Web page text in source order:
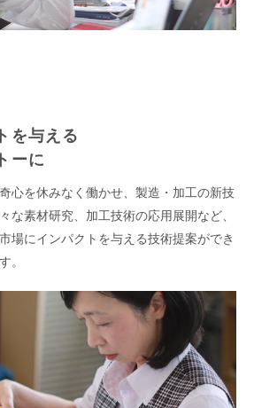
を与える
ーに
心を休みなく働かせ、製造・加工の新技
な素材研究、加工技術の応用展開など、
場にインパクトを与える技術提案ができ
。